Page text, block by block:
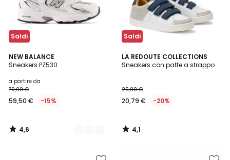
Saldi
NEW BALANCE
Sneakers PZ530
a partire da
70,00 €
59,50 € -15%
4,6
/ 5
2
Colori
4,6
/
Saldi
LA REDOUTE COLLECTIONS
Sneakers con patte a strappo
25,99 €
20,79 € -20%
4,1
/ 5
4,1
/